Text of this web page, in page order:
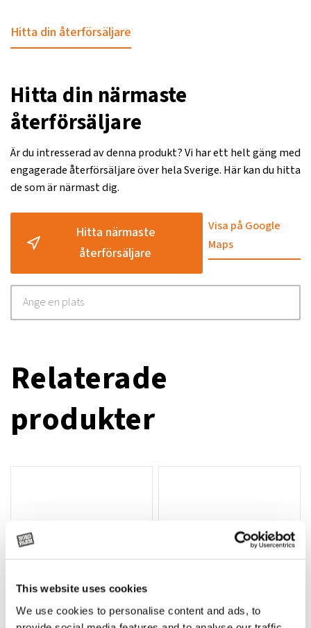
This website uses cookies
We use cookies to personalise content and ads, to
Hitta din återförsäljare
Hitta din närmaste
återförsäljare
Är du intresserad av denna produkt? Vi har ett helt gäng med
engagerade återförsäljare över hela Sverige. Här kan du hitta
de som är närmast dig.
Hitta närmaste
återförsäljare
Visa på Google
Maps
Relaterade
produkter